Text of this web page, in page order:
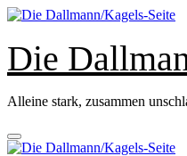
Zum
springen
Die
Alleine stark, zusammen